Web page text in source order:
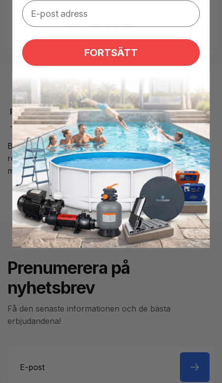
Taggar:
backventil
Kategorier:
Reservdelar spabad,
Produktbeskrivning
Backventil för ozoneslang så att vatten inte kommer i
retur till ozonatorn. Passar ej äldre kina import med 5
mm slang anslutning
Prenumerera på
nyhetsbrev
Få den senaste informationen och de bästa
erbjudandena!
FORTSÄTT